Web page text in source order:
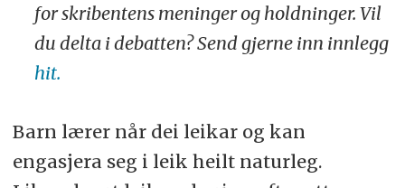
for skribentens meninger og holdninger. Vil
du delta i debatten? Send gjerne inn innlegg
hit.
Barn lærer når dei leikar og kan
engasjera seg i leik heilt naturleg.